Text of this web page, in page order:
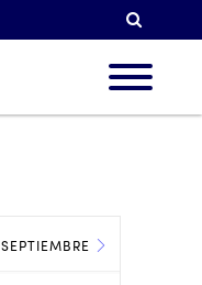
SEPTIEMBRE